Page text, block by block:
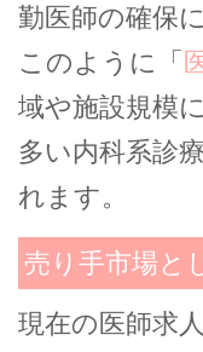
勤医師の確保
このように「
域や施設規模
多い内科系診
れます。
売り手市場と
現在の医師求